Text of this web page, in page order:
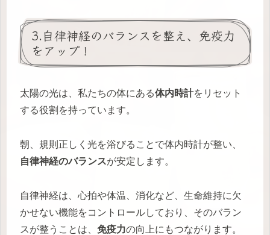
3.自律神経のバランスを整え、免疫力
をアップ！
太陽の光は、私たちの体にある体内時計をリセット
する役割を持っています。
朝、規則正しく光を浴びることで体内時計が整い、
自律神経のバランスが安定します。
自律神経は、心拍や体温、消化など、生命維持に欠
かせない機能をコントロールしており、そのバラン
スが整うことは、 免疫力の向上にもつながります。